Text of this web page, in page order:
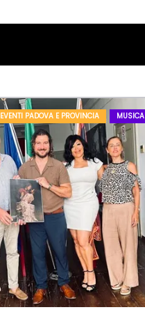
EVENTI PADOVA E PROVINCIA MUSICA